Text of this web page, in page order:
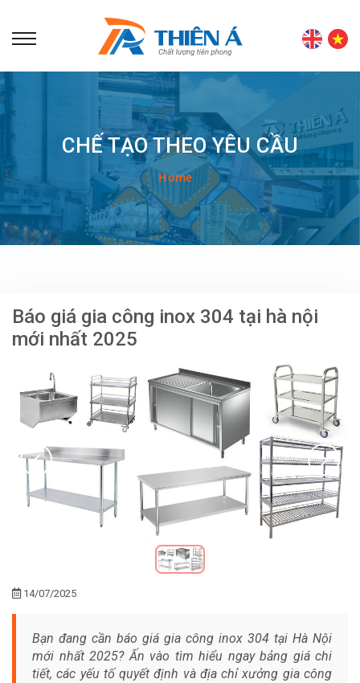
CHẾ TẠO THEO YÊU CẦU
Home
Báo giá gia công inox 304 tại hà nội
mới nhất 2025
14/07/2025
Bạn đang cần báo giá gia công inox 304 tại Hà Nội
mới nhất 2025? Ấn vào tìm hiểu ngay bảng giá chi
tiết, các yếu tố quyết định và địa chỉ xưởng gia công